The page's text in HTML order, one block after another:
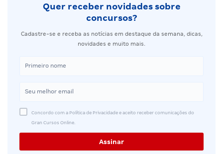
Quer receber novidades sobre
concursos?
Cadastre-se e receba as notícias em destaque da semana, dicas,
novidades e muito mais.
Concordo com a Política de Privacidade e aceito receber comunicações do
Gran Cursos Online.